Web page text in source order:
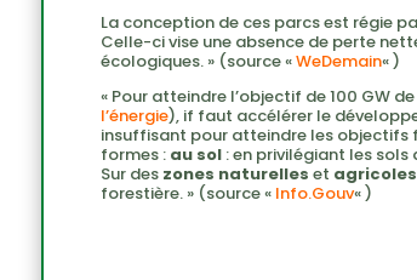
La conception de ces parcs est régie
Celle-ci vise une absence de perte
écologiques. » (source «WeDemain« )
« Pour atteindre l’objectif de 100 GW
l’énergie), if faut accélérer le
insuffisant pour atteindre les objectifs
formes : au sol: en privilégiant les sols
Sur des zones naturelles et agricoles
forestière. » (source « Info.Gouv« )